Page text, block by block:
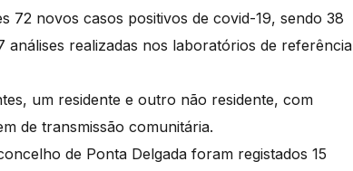
72 novos casos positivos de covid-19, sendo 38
realizadas nos laboratórios de referência
um residente e outro não residente, com
de transmissão comunitária.
de Ponta Delgada foram registados 15